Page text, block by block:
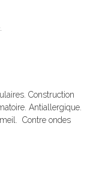
Construction
Antiallergique.
Contre ondes